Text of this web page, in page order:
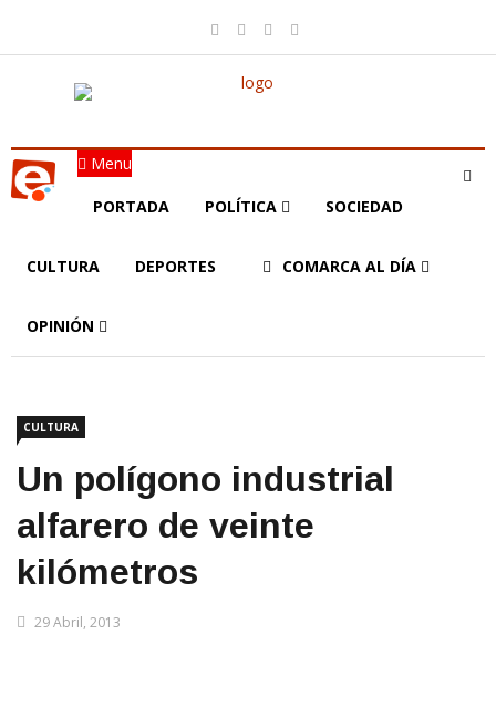
Menu
PORTADA POLÍTICA SOCIEDAD
CULTURA DEPORTES COMARCA AL DÍA
OPINIÓN
CULTURA
Un polígono industrial
alfarero de veinte
kilómetros
29 Abril, 2013